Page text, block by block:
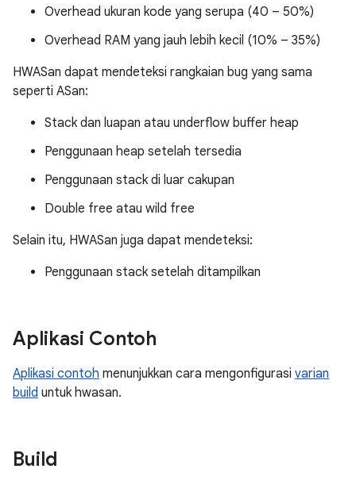
Overhead ukuran kode yang serupa (40 – 50%)
Overhead RAM yang jauh lebih kecil (10% – 35%)
HWASan dapat mendeteksi rangkaian bug yang sama
seperti ASan:
Stack dan luapan atau underflow buffer heap
Penggunaan heap setelah tersedia
Penggunaan stack di luar cakupan
Double free atau wild free
Selain itu, HWASan juga dapat mendeteksi:
Penggunaan stack setelah ditampilkan
Aplikasi Contoh
Aplikasi contoh menunjukkan cara mengonfigurasi varian
build untuk hwasan.
Build